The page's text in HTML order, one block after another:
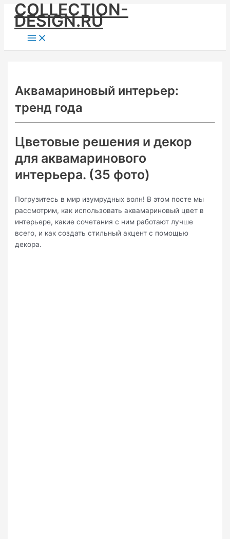
Skip
content
COLLECTION-
DESIGN.RU
Main
Menu
Аквамариновый интерьер:
тренд года
Цветовые решения и декор
для аквамаринового
интерьера. (35 фото)
Погрузитесь в мир изумрудных волн! В этом посте мы
рассмотрим, как использовать аквамариновый цвет в
интерьере, какие сочетания с ним работают лучше
всего, и как создать стильный акцент с помощью
декора.